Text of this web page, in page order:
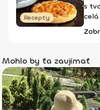
Recepty
s
celá
Mohlo by ťa zaujímať